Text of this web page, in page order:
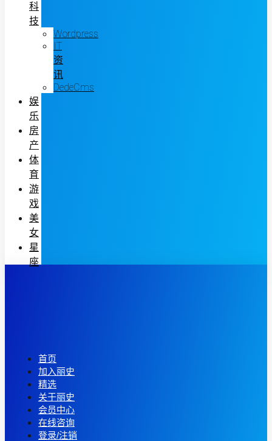
科
技
Wordpress
IT
资
讯
DedeCms
娱
乐
房
产
体
育
游
戏
美
女
星
座
首页
加入丽史
精选
关于丽史
会员中心
在线咨询
登录/注销